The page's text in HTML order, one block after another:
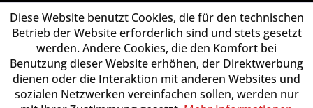
Diese Website benutzt Cookies, die für den technischen
Betrieb der Website erforderlich sind und stets gesetzt
werden. Andere Cookies, die den Komfort bei
Benutzung dieser Website erhöhen, der Direktwerbung
dienen oder die Interaktion mit anderen Websites und
sozialen Netzwerken vereinfachen sollen, werden nur